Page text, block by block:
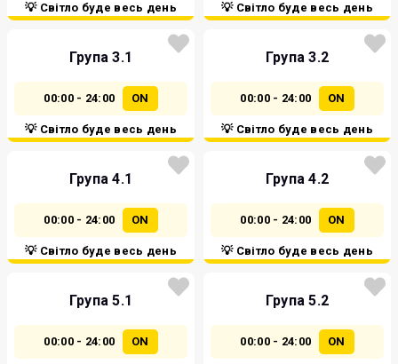
💡 Світло буде весь день 💡 Світло буде весь день
Група 3.1
00:00 - 24:00 ON
💡 Світло буде весь день
Група 3.2
00:00 - 24:00 ON
💡 Світло буде весь день
Група 4.1
00:00 - 24:00 ON
💡 Світло буде весь день
Група 4.2
00:00 - 24:00 ON
💡 Світло буде весь день
Група 5.1
00:00 - 24:00 ON
Група 5.2
00:00 - 24:00 ON